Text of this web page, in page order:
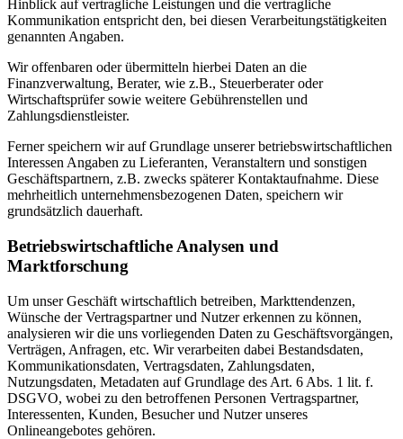
Hinblick auf vertragliche Leistungen und die vertragliche
Kommunikation entspricht den, bei diesen Verarbeitungstätigkeiten
genannten Angaben.
Wir offenbaren oder übermitteln hierbei Daten an die
Finanzverwaltung, Berater, wie z.B., Steuerberater oder
Wirtschaftsprüfer sowie weitere Gebührenstellen und
Zahlungsdienstleister.
Ferner speichern wir auf Grundlage unserer betriebswirtschaftlichen
Interessen Angaben zu Lieferanten, Veranstaltern und sonstigen
Geschäftspartnern, z.B. zwecks späterer Kontaktaufnahme. Diese
mehrheitlich unternehmensbezogenen Daten, speichern wir
grundsätzlich dauerhaft.
Betriebswirtschaftliche Analysen und
Marktforschung
Um unser Geschäft wirtschaftlich betreiben, Markttendenzen,
Wünsche der Vertragspartner und Nutzer erkennen zu können,
analysieren wir die uns vorliegenden Daten zu Geschäftsvorgängen,
Verträgen, Anfragen, etc. Wir verarbeiten dabei Bestandsdaten,
Kommunikationsdaten, Vertragsdaten, Zahlungsdaten,
Nutzungsdaten, Metadaten auf Grundlage des Art. 6 Abs. 1 lit. f.
DSGVO, wobei zu den betroffenen Personen Vertragspartner,
Interessenten, Kunden, Besucher und Nutzer unseres
Onlineangebotes gehören.